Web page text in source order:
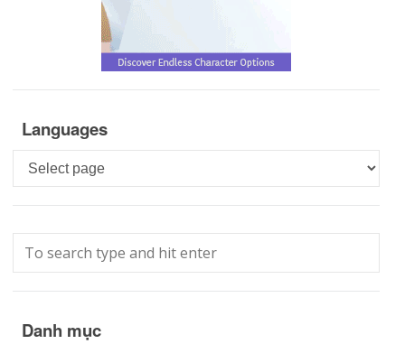
Languages
Languages
Danh mục